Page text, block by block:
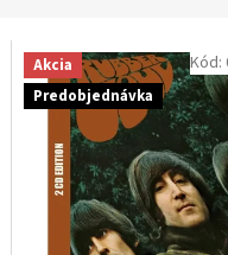
Akcia
Predobjednávka
Kód: